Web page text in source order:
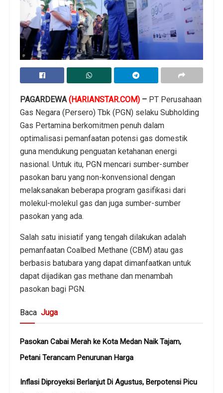
PAGARDEWA(HARIANSTAR.COM) – PT Perusahaan
Gas Negara (Persero) Tbk (PGN) selaku Subholding
Gas Pertamina berkomitmen penuh dalam
optimalisasi pemanfaatan potensi gas domestik
guna mendukung penguatan ketahanan energi
nasional. Untuk itu, PGN mencari sumber-sumber
pasokan baru yang non-konvensional dengan
melaksanakan beberapa program gasifikasi dari
molekul-molekul gas dan juga sumber-sumber
pasokan yang ada.
Salah satu inisiatif yang tengah dilakukan adalah
pemanfaatan Coalbed Methane (CBM) atau gas
berbasis batubara yang dapat dimanfaatkan untuk
dapat dijadikan gas methane dan menambah
pasokan bagi PGN.
Baca Juga
Pasokan Cabai Merah ke Kota Medan Naik Tajam,
Petani Terancam Penurunan Harga
Inflasi Diproyeksi Berlanjut Di Agustus, Berpotensi Picu